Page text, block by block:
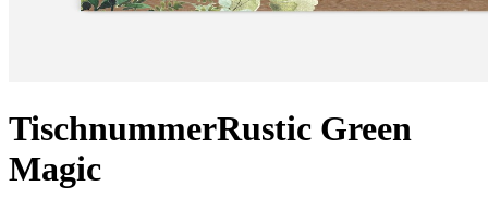
TischnummerRustic Green
Magic